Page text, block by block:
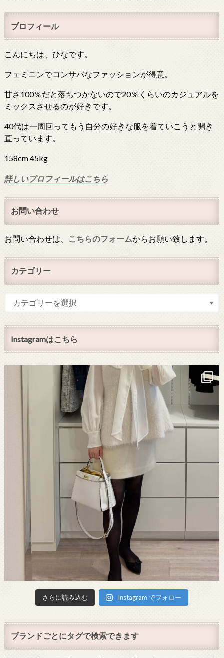
プロフィール
こんにちは、ひなです。
フェミニンでコンサバなファッションが得意。
甘さ100％だと落ちつかないので20％くらいのカジュアルを
ミックスさせるのが好きです。
40代は一周回ってもう自分の好きな服を着ていこうと開き
直っています。
158cm 45kg
詳しいプロフィールはこちら
お問い合わせ
お問い合わせは、 こちらのフォームからお願い致します。
カテゴリー
Instagramはこちら
さらに読み込む Instagram でフォロー
ブランドごとにタグで検索できます